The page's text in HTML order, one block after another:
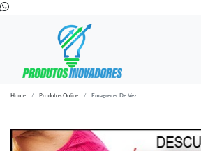
Home Produtos Online Emagrecer De Vez